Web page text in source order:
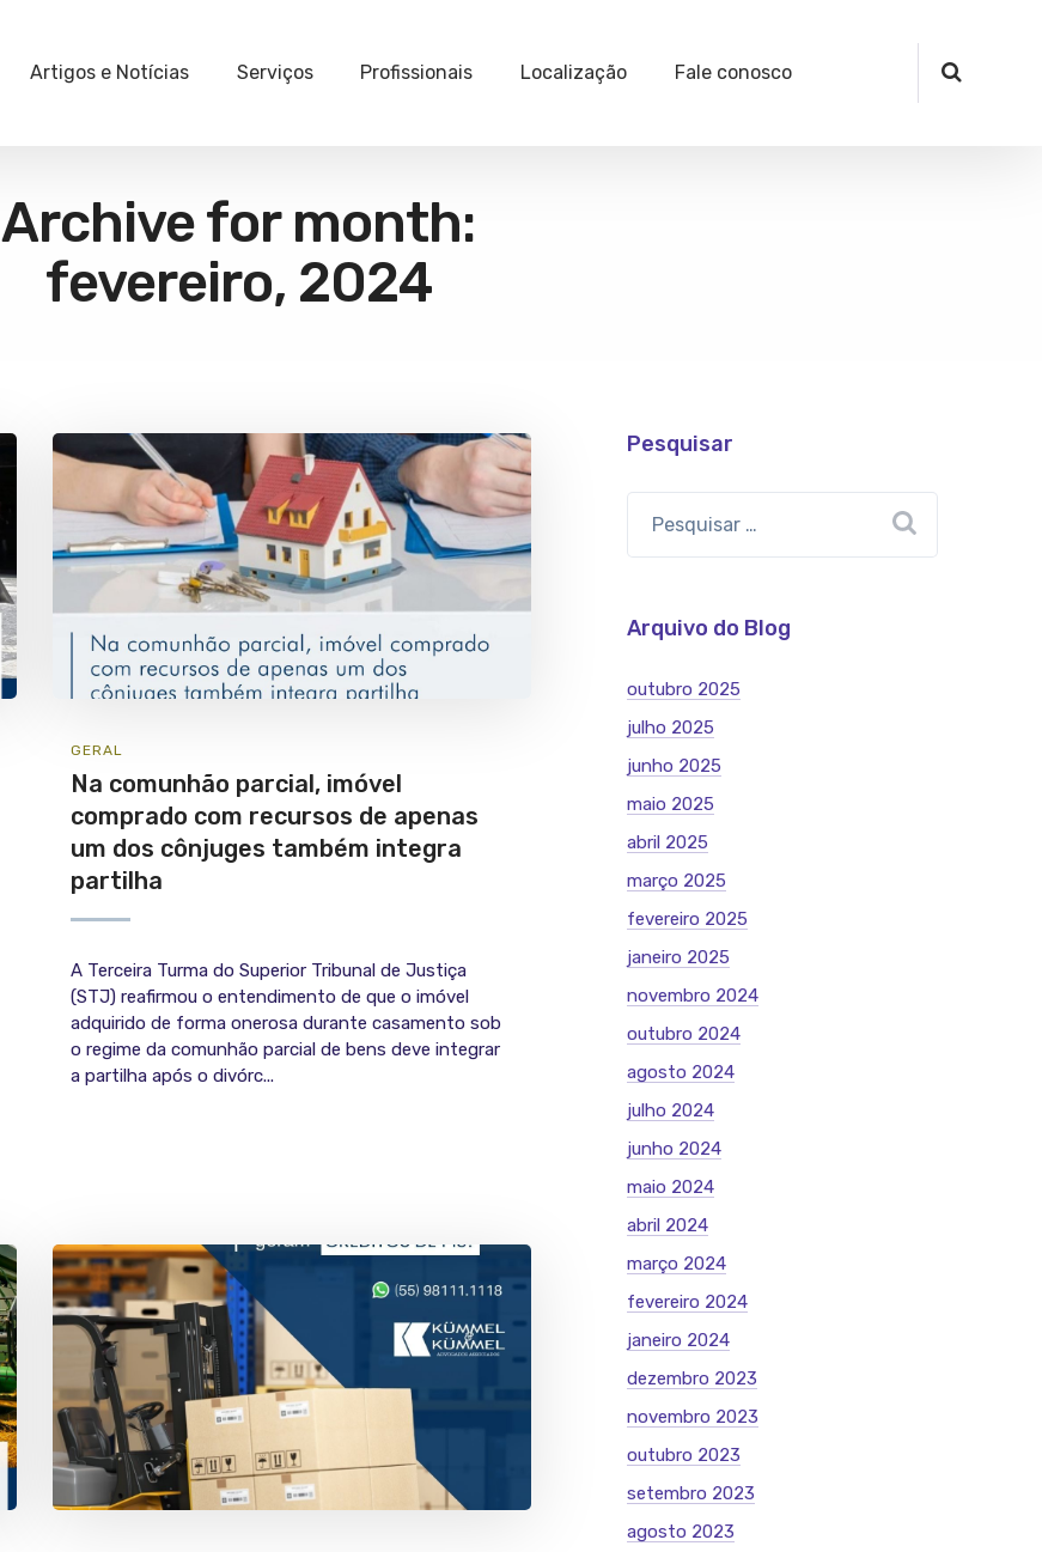
Artigos e Notícias Serviços Profissionais Localização Fale conosco
Archive for month:
fevereiro, 2024
GERAL
Na comunhão parcial, imóvel
comprado com recursos de apenas
um dos cônjuges também integra
partilha
A Terceira Turma do Superior Tribunal de Justiça
(STJ) reafirmou o entendimento de que o imóvel
adquirido de forma onerosa durante casamento sob
o regime da comunhão parcial de bens deve integrar
a partilha após o divórc...
Pesquisar
Arquivo do Blog
outubro 2025
julho 2025
junho 2025
maio 2025
abril 2025
março 2025
fevereiro 2025
janeiro 2025
novembro 2024
outubro 2024
agosto 2024
julho 2024
junho 2024
maio 2024
abril 2024
março 2024
fevereiro 2024
janeiro 2024
dezembro 2023
novembro 2023
outubro 2023
setembro 2023
agosto 2023